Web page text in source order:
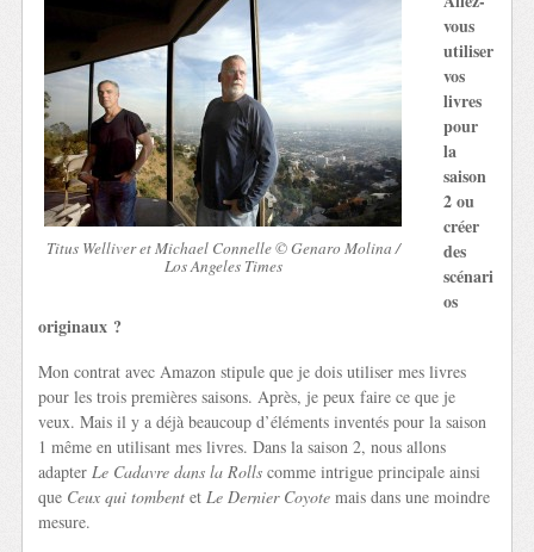
Titus Welliver et Michael Connelle © Genaro Molina /
Los Angeles Times
vous
utiliser
vos
livres
pour
la
saison
2 ou
créer
des
scénari
os
originaux ?
Mon contrat avec Amazon stipule que je dois utiliser mes livres
pour les trois premières saisons. Après, je peux faire ce que je
veux. Mais il y a déjà beaucoup d’éléments inventés pour la saison
1 même en utilisant mes livres. Dans la saison 2, nous allons
adapter Le Cadavre dans la Rolls comme intrigue principale ainsi
que Ceux qui tombent et Le Dernier Coyote mais dans une moindre
mesure.